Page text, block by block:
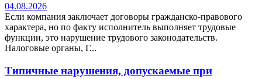
04.08.2026
Если компания заключает договоры гражданско-правового
характера, но по факту исполнитель выполняет трудовые
функции, это нарушение трудового законодательств.
Налоговые органы, Г...
Типичные нарушения, допускаемые при